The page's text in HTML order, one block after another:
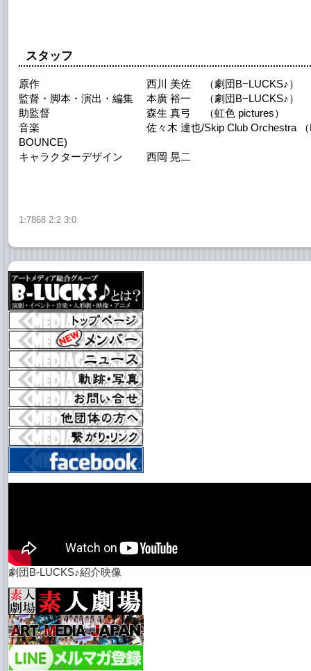
スタッフ
原作 西川 美佐 （劇団B−LUCKS♪）
監督・脚本・演出・編集 本廣 裕一 （劇団B−LUCKS♪）
助監督 森生 真弓 （虹色 pictures）
音楽 佐々木 達也/Skip Club Orchestra （
BOUNCE)
キャラクターデザイン 西岡 晃二
1:7868 2:2 3:0
劇団B-LUCKS♪紹介映像